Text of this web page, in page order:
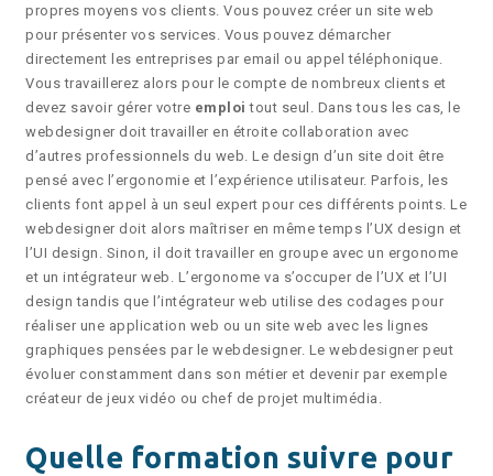
propres moyens vos clients. Vous pouvez créer un site web
pour présenter vos services. Vous pouvez démarcher
directement les entreprises par email ou appel téléphonique.
Vous travaillerez alors pour le compte de nombreux clients et
devez savoir gérer votre emploi tout seul. Dans tous les cas, le
webdesigner doit travailler en étroite collaboration avec
d’autres professionnels du web. Le design d’un site doit être
pensé avec l’ergonomie et l’expérience utilisateur. Parfois, les
clients font appel à un seul expert pour ces différents points. Le
webdesigner doit alors maîtriser en même temps l’UX design et
l’UI design. Sinon, il doit travailler en groupe avec un ergonome
et un intégrateur web. L’ergonome va s’occuper de l’UX et l’UI
design tandis que l’intégrateur web utilise des codages pour
réaliser une application web ou un site web avec les lignes
graphiques pensées par le webdesigner. Le webdesigner peut
évoluer constamment dans son métier et devenir par exemple
créateur de jeux vidéo ou chef de projet multimédia.
Quelle formation suivre pour